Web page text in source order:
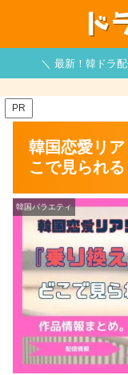
＼ 最新！韓ドラ
PR
韓国恋愛リ
こで見られる
韓国バラエティ